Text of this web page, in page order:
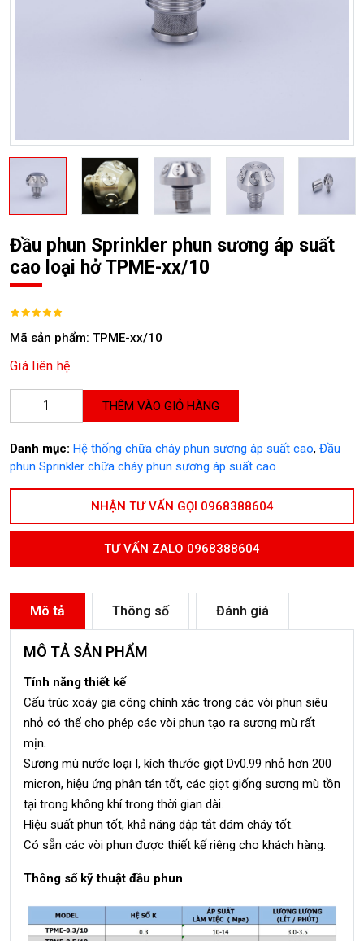
Đầu phun Sprinkler phun sương áp suất
cao loại hở TPME-xx/10
Mã sản phẩm: TPME-xx/10
Giá liên hệ
THÊM VÀO GIỎ HÀNG
Danh mục: Hệ thống chữa cháy phun sương áp suất cao, Đầu
phun Sprinkler chữa cháy phun sương áp suất cao
NHẬN TƯ VẤN GỌI 0968388604
TƯ VẤN ZALO 0968388604
Mô tả Thông số Đánh giá
MÔ TẢ SẢN PHẨM
Tính năng thiết kế
Cấu trúc xoáy gia công chính xác trong các vòi phun siêu
nhỏ có thể cho phép các vòi phun tạo ra sương mù rất
mịn.
Sương mù nước loại I, kích thước giọt Dv0.99 nhỏ hơn 200
micron, hiệu ứng phân tán tốt, các giọt giống sương mù tồn
tại trong không khí trong thời gian dài.
Hiệu suất phun tốt, khả năng dập tắt đám cháy tốt.
Có sẵn các vòi phun được thiết kế riêng cho khách hàng.
Thông số kỹ thuật đầu phun